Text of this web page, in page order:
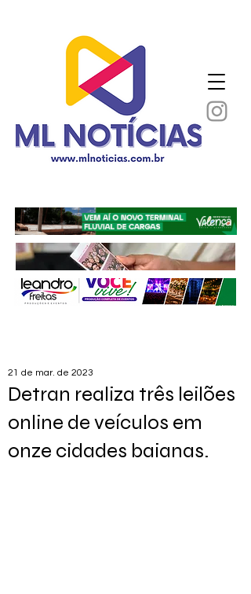
Detran realiza três leilões
online de veículos em
onze cidades baianas.
21 de mar. de 2023